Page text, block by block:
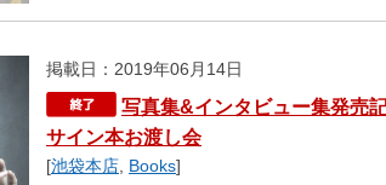
掲載日：2019年06月14日
写真集&インタビュー集発
サイン本お渡し会
[池袋本店 Books]